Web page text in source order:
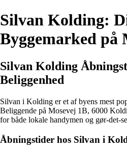
Silvan Kolding:
Byggemarked på
Silvan Kolding
Beliggenhed
Silvan i Kolding er et af byens mest
Beliggende på Mosevej 1B, 6000
for både lokale handymen og gør-det-
Åbningstider hos Silvan i